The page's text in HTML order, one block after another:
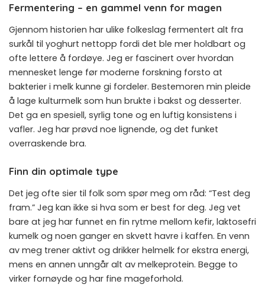
Fermentering – en gammel venn for magen
Gjennom historien har ulike folkeslag fermentert alt fra
surkål til yoghurt nettopp fordi det ble mer holdbart og
ofte lettere å fordøye. Jeg er fascinert over hvordan
mennesket lenge før moderne forskning forsto at
bakterier i melk kunne gi fordeler. Bestemoren min pleide
å lage kulturmelk som hun brukte i bakst og desserter.
Det ga en spesiell, syrlig tone og en luftig konsistens i
vafler. Jeg har prøvd noe lignende, og det funket
overraskende bra.
Finn din optimale type
Det jeg ofte sier til folk som spør meg om råd: “Test deg
fram.” Jeg kan ikke si hva som er best for deg. Jeg vet
bare at jeg har funnet en fin rytme mellom kefir, laktosefri
kumelk og noen ganger en skvett havre i kaffen. En venn
av meg trener aktivt og drikker helmelk for ekstra energi,
mens en annen unngår alt av melkeprotein. Begge to
virker fornøyde og har fine mageforhold.